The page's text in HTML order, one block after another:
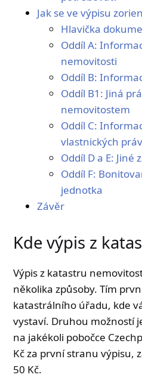
Jak se ve výpisu
Hlavička
Oddíl A:
nemovitosti
Oddíl B:
Oddíl B1: Jiná
nemovitostem
Oddíl C:
vlastnických práv
Oddíl D a E:
Oddíl F:
jednotka
Závěr
Kde výpis z
Výpis z katastru
několika způsoby. Tím
katastrálního úřadu, kde
vystaví. Druhou možností
na jakékoli pobočce
Kč za první stranu výpisu,
50 Kč.